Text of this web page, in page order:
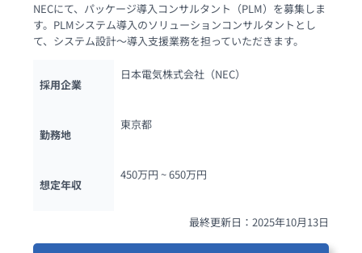
NECにて、パッケージ導入コンサルタント（PLM）を募集しま
す。PLMシステム導入のソリューションコンサルタントとし
て、システム設計～導入支援業務を担っていただきます。
採用企業
日本電気株式会社（NEC）
勤務地
東京都
想定年収
450万円 ~ 650万円
最終更新日：2025年10月13日